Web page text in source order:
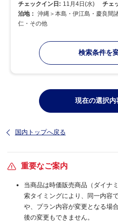
チェックイン日: 11月4日(水) チェ
泊地： 沖縄＞本島・伊江島・慶良間
仁・その他
検索条件を
現在の選択内
国内トップへ戻る
重要なご案内
当商品は時価販売商品（ダイナ
索タイミングにより、同一内容
や、プラン内容が変更となる場
後の変更もできません。